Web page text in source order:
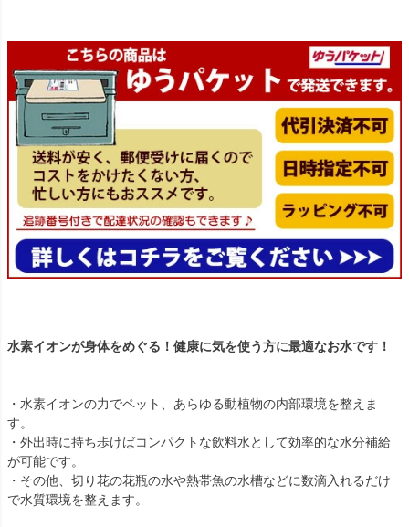
水素イオンが身体をめぐる！健康に気を使う方に最適なお水です！
・水素イオンの力でペット、あらゆる動植物の内部環境を整えま
す。
・外出時に持ち歩けばコンパクトな飲料水として効率的な水分補給
が可能です。
・その他、切り花の花瓶の水や熱帯魚の水槽などに数滴入れるだけ
で水質環境を整えます。